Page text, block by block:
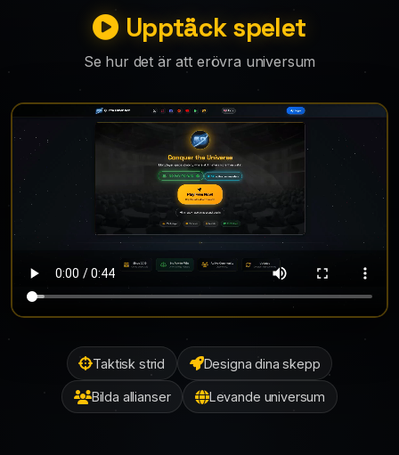
Upptäck spelet
Se hur det är att erövra universum
Taktisk strid Designa dina skepp
Bilda allianser Levande universum